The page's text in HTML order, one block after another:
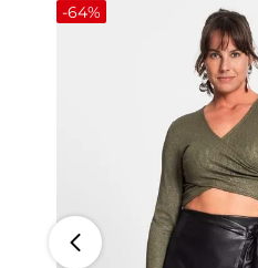
-64%